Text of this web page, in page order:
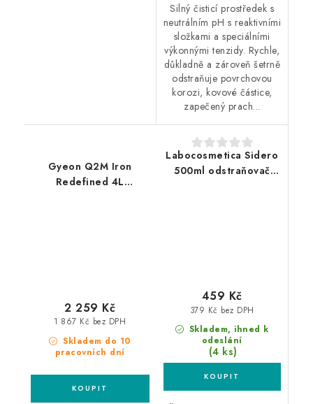
Silný čisticí prostředek s
neutrálním pH s reaktivními
složkami a speciálními
výkonnými tenzidy. Rychle,
důkladně a zároveň šetrně
odstraňuje povrchovou
korozi, kovové částice,
zapečený prach...
Gyeon Q2M Iron
Redefined 4L
Skladem do 10
pracovních dní
1 867 Kč bez DPH
2 259 Kč
Labocosmetica Sidero
500ml odstraňovač
Skladem, ihned k
odeslání
(4 ks)
379 Kč bez DPH
459 Kč